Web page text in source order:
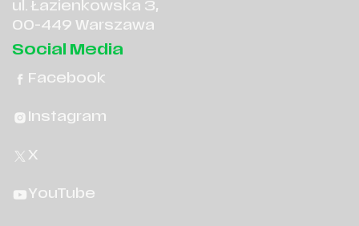
ul. Łazienkowska 3,
00-449 Warszawa
Social Media
Facebook
Instagram
X
YouTube